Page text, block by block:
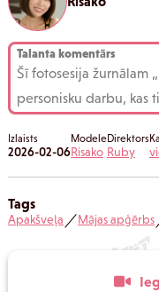
Talanta komentārs
Šī fotosesija žurnālam
personisku darbu, kas
Izlaists
2026-02-06
Modele
Risako
Direktors
Ruby
Tags
Apakšveļa／Mājas apģērbs